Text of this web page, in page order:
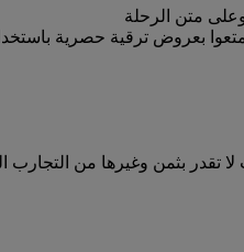
وعلى متن الرحلة
بعروض ترقية حصرية
بثمن وغيرها من التجارب